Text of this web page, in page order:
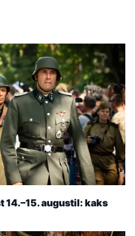
14.–15. augustil: kaks